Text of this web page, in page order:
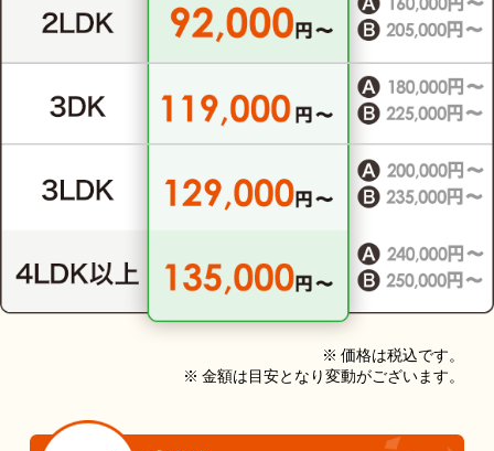
※ 価格は税込です。
※ 金額は目安となり変動がございます。